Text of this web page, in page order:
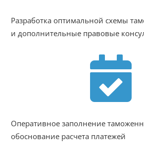
Разработка оптимальной схемы
и дополнительные правовые

Оперативное заполнение
обоснование расчета платежей